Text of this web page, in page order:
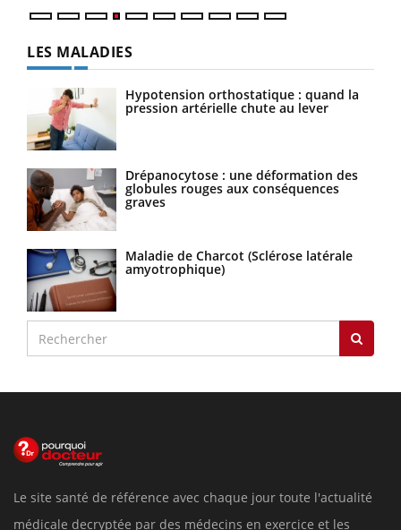
LES MALADIES
Hypotension orthostatique : quand la
pression artérielle chute au lever
Drépanocytose : une déformation des
globules rouges aux conséquences
graves
Maladie de Charcot (Sclérose latérale
amyotrophique)
Le site santé de référence avec chaque jour toute l'actualité
médicale decryptée par des médecins en exercice et les